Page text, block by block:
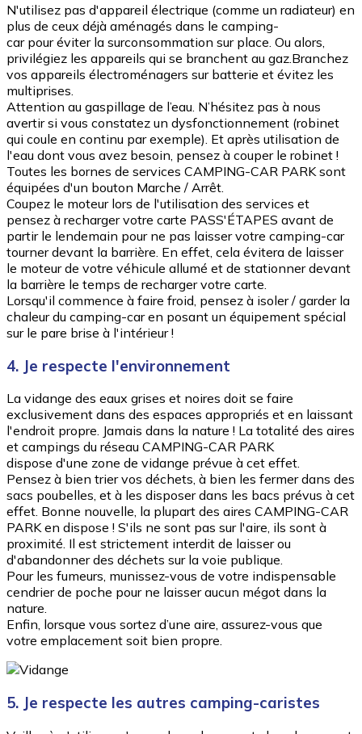
N'utilisez pas d'appareil électrique (comme un radiateur) en
plus de ceux déjà aménagés dans le camping-
car pour éviter la surconsommation sur place. Ou alors,
privilégiez les appareils qui se branchent au gaz.Branchez
vos appareils électroménagers sur batterie et évitez les
multiprises.
Attention au gaspillage de l’eau. N’hésitez pas à nous
avertir si vous constatez un dysfonctionnement (robinet
qui coule en continu par exemple). Et après utilisation de
l'eau dont vous avez besoin, pensez à couper le robinet !
Toutes les bornes de services CAMPING-CAR PARK sont
équipées d'un bouton Marche / Arrêt.
Coupez le moteur lors de l'utilisation des services et
pensez à recharger votre carte PASS'ÉTAPES avant de
partir le lendemain pour ne pas laisser votre camping-car
tourner devant la barrière. En effet, cela évitera de laisser
le moteur de votre véhicule allumé et de stationner devant
la barrière le temps de recharger votre carte.
Lorsqu'il commence à faire froid, pensez à isoler / garder la
chaleur du camping-car en posant un équipement spécial
sur le pare brise à l'intérieur !
4. Je respecte l'environnement
La vidange des eaux grises et noires doit se faire
exclusivement dans des espaces appropriés et en laissant
l'endroit propre. Jamais dans la nature ! La totalité des aires
et campings du réseau CAMPING-CAR PARK
dispose d'une zone de vidange prévue à cet effet.
Pensez à bien trier vos déchets, à bien les fermer dans des
sacs poubelles, et à les disposer dans les bacs prévus à cet
effet. Bonne nouvelle, la plupart des aires CAMPING-CAR
PARK en dispose ! S'ils ne sont pas sur l'aire, ils sont à
proximité. Il est strictement interdit de laisser ou
d'abandonner des déchets sur la voie publique.
Pour les fumeurs, munissez-vous de votre indispensable
cendrier de poche pour ne laisser aucun mégot dans la
nature.
Enfin, lorsque vous sortez d’une aire, assurez-vous que
votre emplacement soit bien propre.
5. Je respecte les autres camping-caristes